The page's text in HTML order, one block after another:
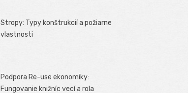
Stropy: Typy konštrukcií a požiarne
vlastnosti
Podpora Re-use ekonomiky:
Fungovanie knižníc vecí a rola